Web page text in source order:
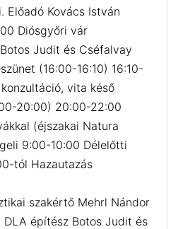
Előadó Kovács István
Diósgyőri vár
Judit és Cséfalvay
(16:00-16:10) 16:10-
vita késő
20:00) 20:00-22:00
(éjszakai Natura
9:00-10:00 Délelőtti
tól Hazautazás
szakértő Mehrl Nándor
építész Botos Judit és